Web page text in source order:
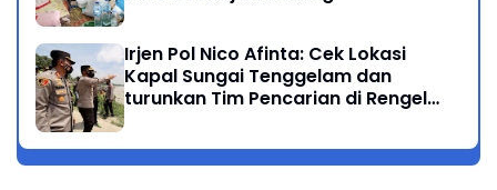
Irjen Pol Nico Afinta: Cek Lokasi
Kapal Sungai Tenggelam dan
turunkan Tim Pencarian di Rengel